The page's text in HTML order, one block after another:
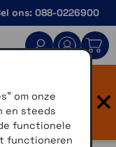
ons: 088-0226900
heeft
vertrouwde
jasje.
×
om onze
en steeds
functionele
functioneren